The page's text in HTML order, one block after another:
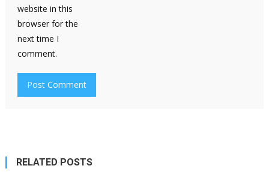
website in this
browser for the
next time I
comment.
RELATED POSTS